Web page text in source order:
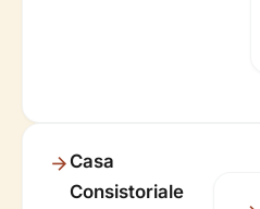
Casa
Consistoriale